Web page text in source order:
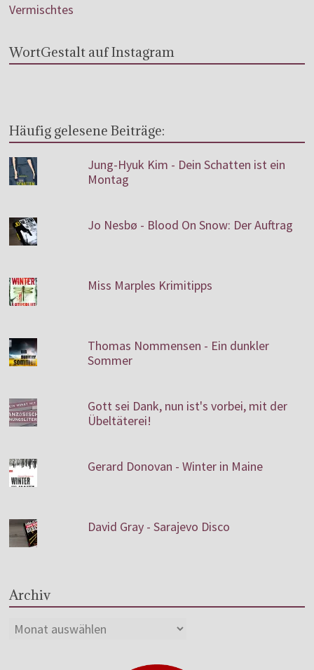
Vermischtes
WortGestalt auf Instagram
Häufig gelesene Beiträge:
Jung-Hyuk Kim - Dein Schatten ist ein
Montag
Jo Nesbø - Blood On Snow: Der Auftrag
Miss Marples Krimitipps
Thomas Nommensen - Ein dunkler
Sommer
Gott sei Dank, nun ist's vorbei, mit der
Übeltäterei!
Gerard Donovan - Winter in Maine
David Gray - Sarajevo Disco
Archiv